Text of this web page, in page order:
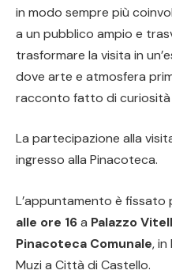
in modo sempre più
a un pubblico ampio e
trasformare la visita in
dove arte e atmosfera
racconto fatto di curiosità
La partecipazione alla
ingresso alla Pinacoteca.
L’appuntamento è fissato
alle ore 16a Palazzo
Pinacoteca Comunale, in
Muzi a Città di Castello.